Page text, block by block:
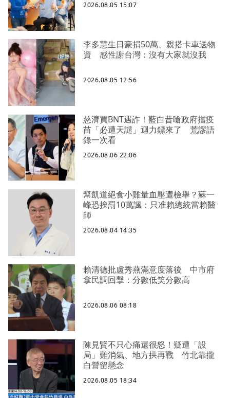
2026.08.05 15:07
李多慧生日豪捐50萬、親搭卡車送物
資 感性謝台灣：沒有大家就沒我
2026.08.05 12:56
慈濟買BNT遇詐！藍白昔嗆政府擋疫
苗「必遭天譴」迴力鏢來了 荒謬語
錄一次看
2026.08.06 22:06
幫凱道絕食小雞量血壓遭檢舉？蘇一
峰恐挨罰10萬諷：只准賴總統當賴醫
師
2026.08.04 14:35
賴清德批盧秀燕滿意度落後 中市府
拿民調回擊：分數低笑分數高
2026.08.06 08:18
陳見賢不只心痛還很怒！疑遭「設
局」難消氣、地方拱再戰 竹北靠攏
白營留懸念
2026.08.05 18:34